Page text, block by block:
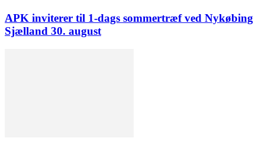
APK inviterer til 1-dags sommertræf ved Nykøbing
Sjælland 30. august